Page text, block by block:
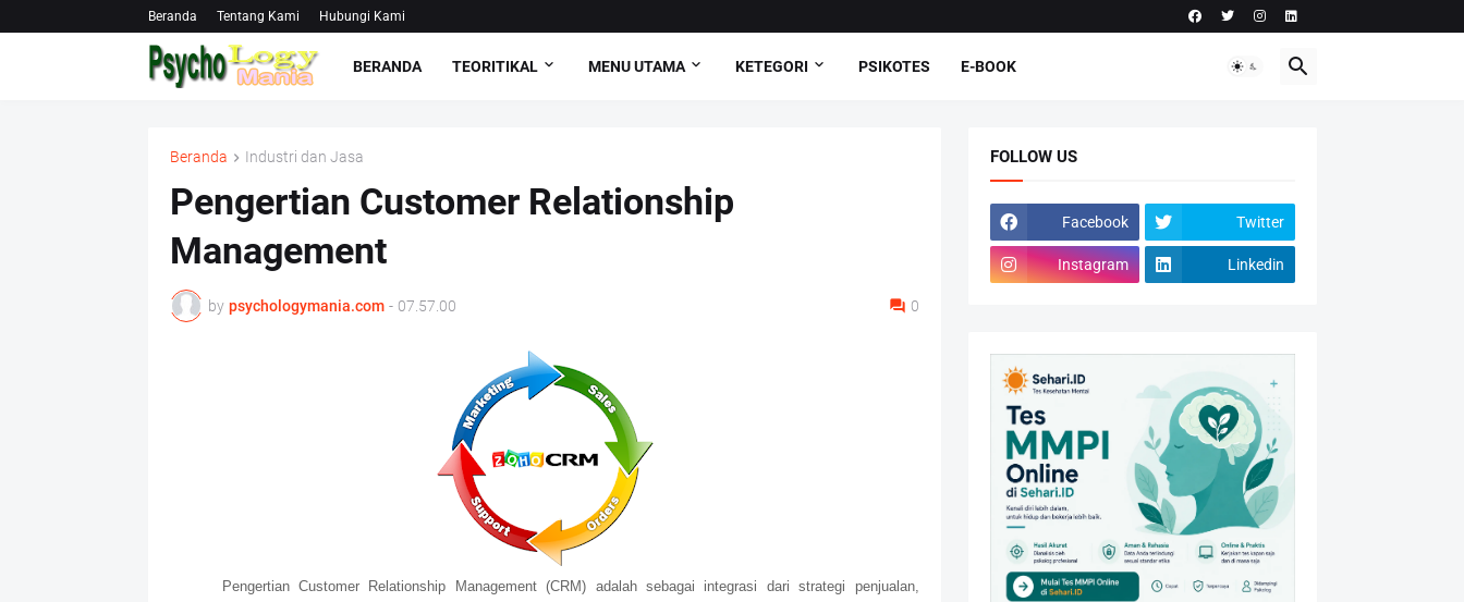
Beranda Tentang Kami Hubungi Kami
BERANDA TEORITIKAL MENU UTAMA KETEGORI PSIKOTES E-BOOK
Beranda Industri dan Jasa
Pengertian Customer Relationship
Management
by psychologymania.com - 07.57.00 0
Pengertian Customer Relationship Management (CRM) adalah sebagai integrasi dari strategi penjualan,
FOLLOW US
Facebook Twitter
Instagram Linkedin